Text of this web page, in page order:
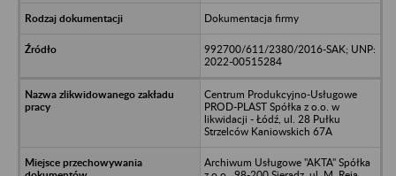
Dokumentacja firmy
992700/611/2380/2016-SAK; UNP:
2022-00515284
Centrum Produkcyjno-Usługowe
PROD-PLAST Spółka z o.o. w
likwidacji - Łódź, ul. 28 Pułku
Strzelców Kaniowskich 67A
Archiwum Usługowe "AKTA" Spółka